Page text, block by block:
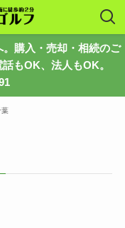
購入・売却・相続のご
もOK、法人もOK。
葉